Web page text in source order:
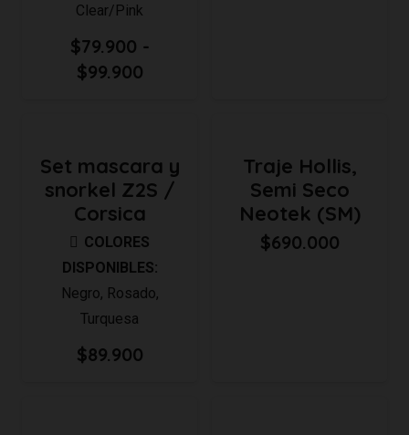
Clear/Pink
$79.900 -
$99.900Rango
$79.900
hasta
$99.900
Set mascara y
snorkel Z2S /
Corsica
COLORES
DISPONIBLES:
Negro, Rosado,
Turquesa
$89.900
Traje Hollis,
Semi Seco
Neotek (SM)
$690.000